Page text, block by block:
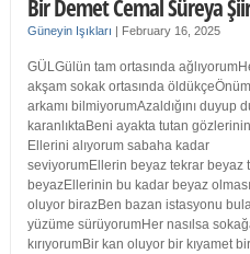
Bir Demet Cemal Süreya
Güneyin Işıkları | February 16, 2025
GÜLGülün tam ortasında
akşam sokak ortasında
arkamı bilmiyorumAzaldığını duyup
karanlıktaBeni ayakta tutan gözlerinin
Ellerini alıyorum sabaha kadar
seviyorumEllerin beyaz tekrar beyaz
beyazEllerinin bu kadar beyaz
oluyor birazBen bazan istasyonu
yüzüme sürüyorumHer nasılsa
kırıyorumBir kan oluyor bir kıyamet